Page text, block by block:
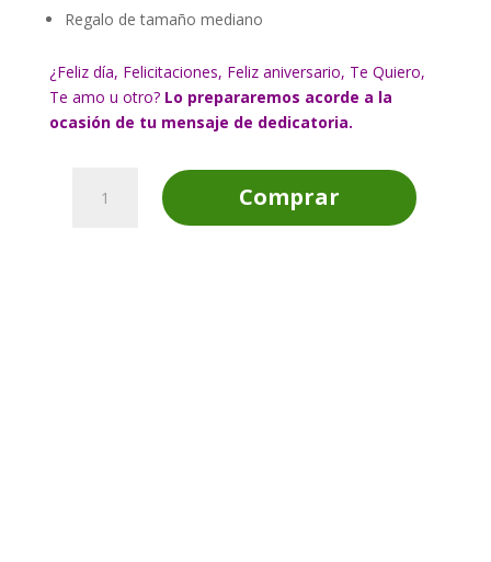
Regalo de tamaño mediano
¿Feliz día, Felicitaciones, Feliz aniversario, Te Quiero,
Te amo u otro? Lo prepararemos acorde a la
ocasión de tu mensaje de dedicatoria.
Corazón
Comprar